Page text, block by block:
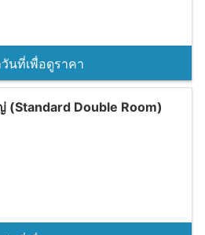
วันที่เพื่อดูราคา
(Standard Double Room)